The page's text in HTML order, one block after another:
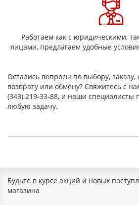
Работаем как с юридическими,
лицами, предлагаем удобные
Остались вопросы по выбору, заказу,
возврату или обмену? Свяжитесь с
(343) 219-33-88, и наши специалисты
любую задачу.
Будьте в курсе акций и новых
магазина